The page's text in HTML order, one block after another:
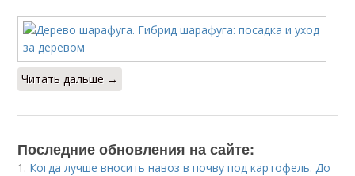
Читать дальше →
Последние обновления на сайте:
1. Когда лучше вносить навоз в почву под картофель. До